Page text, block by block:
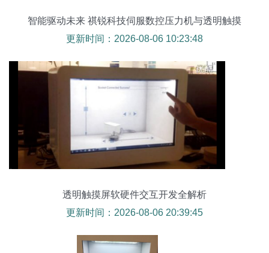
智能驱动未来 祺锐科技伺服数控压力机与透明触摸
屏的融合创新
更新时间：2026-08-06 10:23:48
透明触摸屏软硬件交互开发全解析
更新时间：2026-08-06 20:39:45